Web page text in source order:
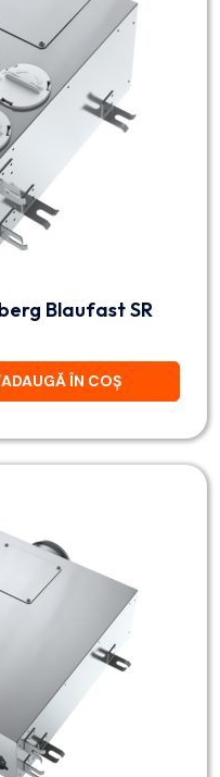
Blaufast SR
ADAUGĂ ÎN COȘ